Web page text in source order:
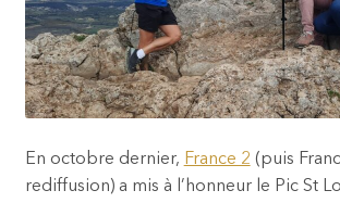
En octobre dernier, France 2 (puis
rediffusion) a mis à l’honneur le Pic St